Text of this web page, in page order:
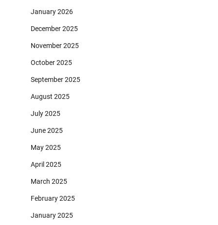
January 2026
December 2025
November 2025
October 2025
September 2025
August 2025
July 2025
June 2025
May 2025
April 2025
March 2025
February 2025
January 2025